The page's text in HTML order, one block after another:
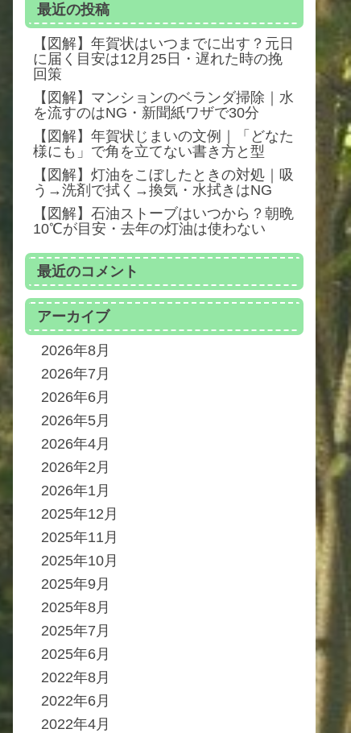
最近の投稿
【図解】年賀状はいつまでに出す？元日
に届く目安は12月25日・遅れた時の挽
回策
【図解】マンションのベランダ掃除｜水
を流すのはNG・新聞紙ワザで30分
【図解】年賀状じまいの文例｜「どなた
様にも」で角を立てない書き方と型
【図解】灯油をこぼしたときの対処｜吸
う→洗剤で拭く→換気・水拭きはNG
【図解】石油ストーブはいつから？朝晩
10℃が目安・去年の灯油は使わない
最近のコメント
アーカイブ
2026年8月
2026年7月
2026年6月
2026年5月
2026年4月
2026年2月
2026年1月
2025年12月
2025年11月
2025年10月
2025年9月
2025年8月
2025年7月
2025年6月
2022年8月
2022年6月
2022年4月